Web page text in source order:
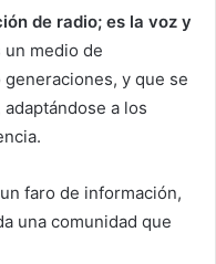
de radio; es la voz y
un medio de
y que se
a los
faro de información,
una comunidad que